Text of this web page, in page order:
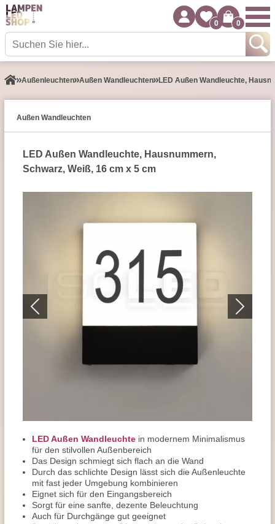
0 0
Außen­leuchten Außen Wandleuchten LED Außen Wandleuchte,
Außen Wandleuchten
LED Außen Wandleuchte, Hausnummern,
Schwarz, Weiß, 16 cm x 5 cm
LED Außen Wandleuchte in modernem Minimalismus
für den stilvollen Außenbereich
Das Design schmiegt sich flach an die Wand
Durch das schlichte Design lässt sich die Außenleuchte
mit fast jeder Umgebung kombinieren
Eignet sich für den Eingangsbereich
Sorgt für eine sanfte, dezente Beleuchtung
Auch für Durchgänge gut geeignet